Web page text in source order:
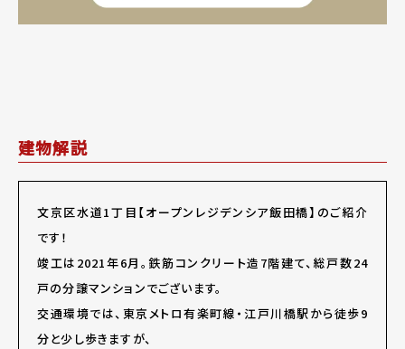
建物解説
文京区水道1丁目【オープンレジデンシア飯田橋】のご紹介
です！
竣工は2021年6月。鉄筋コンクリート造7階建て、総戸数24
戸の分譲マンションでございます。
交通環境では、東京メトロ有楽町線・江戸川橋駅から徒歩9
分と少し歩きますが、